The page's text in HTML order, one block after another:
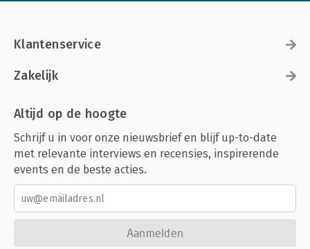
Klantenservice
Zakelijk
Altijd op de hoogte
Schrijf u in voor onze nieuwsbrief en blijf up-to-date
met relevante interviews en recensies, inspirerende
events en de beste acties.
Aanmelden